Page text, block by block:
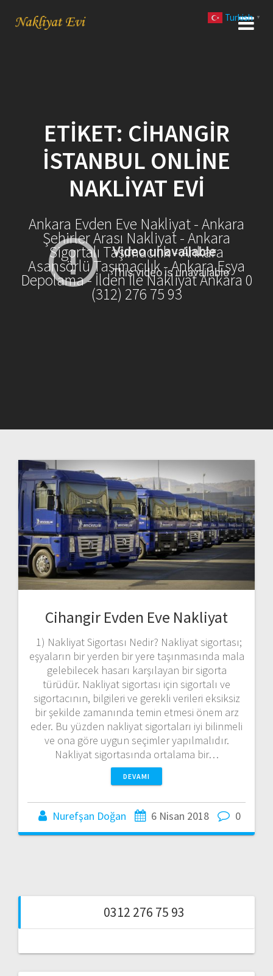
ETIKET: CIHANGIR
İSTANBUL ONLINE
NAKLIYAT EVI
Ankara Evden Eve Nakliyat - Ankara
Şehirler Arası Nakliyat - Ankara
Sigortalı Taşımacılık - Ankara
Asansörlü Taşımacılık - Ankara Eşya
Depolama - İlden İle Nakliyat Ankara 0
(312) 276 75 93
Cihangir Evden Eve Nakliyat
1) Nakliyat Sigortası Nedir? Nakliyat sigortası;
eşyaların bir yerden bir yere taşınmasında mala
gelebilecek hasarı karşılayan bir sigorta
türüdür. Nakliyat sigortası için sigortalı ve
sigortacının, bilgileri ve gerekli verileri eksiksiz
bir şekilde zamanında temin etmesi önem arz
eder. Bu yüzden nakliyat sigortaları iyi bilinmeli
ve ona göre uygun seçimler yapılmalıdır.
Nakliyat sigortasında ortalama bir…
DEVAMI
Nurefşan Doğan 6 Nisan 2018 0
0312 276 75 93
Turkish ▼